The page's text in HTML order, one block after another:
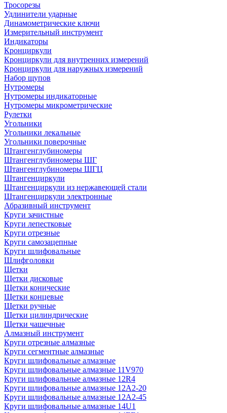
Тросорезы
Удлинители ударные
Динамометрические ключи
Измерительный инструмент
Индикаторы
Кронциркули
Кронциркули для внутренних измерений
Кронциркули для наружных измерений
Набор щупов
Нутромеры
Нутромеры индикаторные
Нутромеры микрометрические
Рулетки
Угольники
Угольники лекальные
Угольники поверочные
Штангенглубиномеры
Штангенглубиномеры ШГ
Штангенглубиномеры ШГЦ
Штангенциркули
Штангенциркули из нержавеющей стали
Штангенциркули электронные
Абразивный инструмент
Круги зачистные
Круги лепестковые
Круги отрезные
Круги самозацепные
Круги шлифовальные
Шлифголовки
Щетки
Щетки дисковые
Щетки конические
Щетки концевые
Щетки ручные
Щетки цилиндрические
Щетки чашечные
Алмазный инструмент
Круги отрезные алмазные
Круги сегментные алмазные
Круги шлифовальные алмазные
Круги шлифовальные алмазные 11V970
Круги шлифовальные алмазные 12R4
Круги шлифовальные алмазные 12А2-20
Круги шлифовальные алмазные 12А2-45
Круги шлифовальные алмазные 14U1